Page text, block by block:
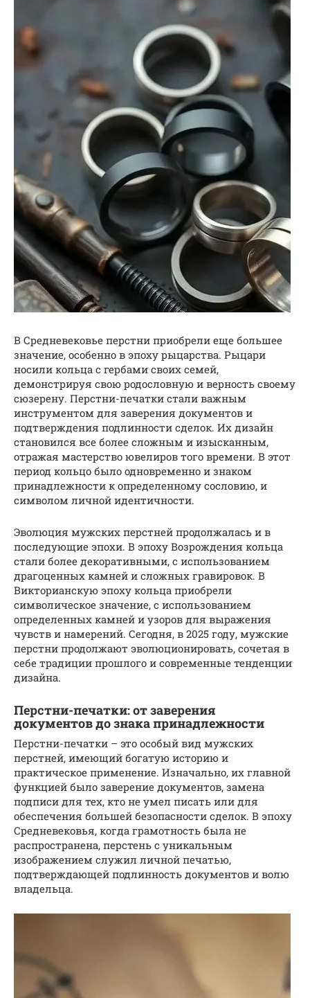
В Средневековье перстни приобрели еще большее
значение, особенно в эпоху рыцарства. Рыцари
носили кольца с гербами своих семей,
демонстрируя свою родословную и верность своему
сюзерену. Перстни-печатки стали важным
инструментом для заверения документов и
подтверждения подлинности сделок. Их дизайн
становился все более сложным и изысканным,
отражая мастерство ювелиров того времени. В этот
период кольцо было одновременно и знаком
принадлежности к определенному сословию, и
символом личной идентичности.
Эволюция мужских перстней продолжалась и в
последующие эпохи. В эпоху Возрождения кольца
стали более декоративными, с использованием
драгоценных камней и сложных гравировок. В
Викторианскую эпоху кольца приобрели
символическое значение, с использованием
определенных камней и узоров для выражения
чувств и намерений. Сегодня, в 2025 году, мужские
перстни продолжают эволюционировать, сочетая в
себе традиции прошлого и современные тенденции
дизайна.
Перстни-печатки: от заверения
документов до знака принадлежности
Перстни-печатки – это особый вид мужских
перстней, имеющий богатую историю и
практическое применение. Изначально, их главной
функцией было заверение документов, замена
подписи для тех, кто не умел писать или для
обеспечения большей безопасности сделок. В эпоху
Средневековья, когда грамотность была не
распространена, перстень с уникальным
изображением служил личной печатью,
подтверждающей подлинность документов и волю
владельца.